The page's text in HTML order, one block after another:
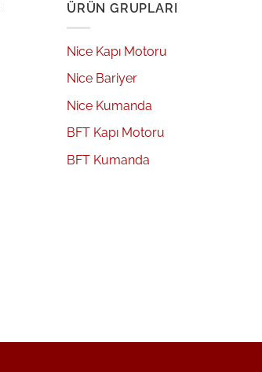
ÜRÜN GRUPLARI
Nice Kapı Motoru
Nice Bariyer
Nice Kumanda
BFT Kapı Motoru
BFT Kumanda